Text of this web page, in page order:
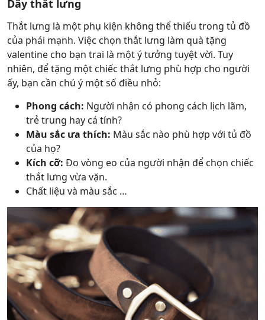
Dây thắt lưng
Thắt lưng là một phụ kiện không thể thiếu trong tủ đồ
của phái mạnh. Việc chọn thắt lưng làm quà tặng
valentine cho bạn trai là một ý tưởng tuyệt vời. Tuy
nhiên, để tặng một chiếc thắt lưng phù hợp cho người
ấy, bạn cần chú ý một số điều nhỏ:
Phong cách: Người nhận có phong cách lịch lãm,
trẻ trung hay cá tính?
Màu sắc ưa thích: Màu sắc nào phù hợp với tủ đồ
của họ?
Kích cỡ: Đo vòng eo của người nhận để chọn chiếc
thắt lưng vừa vặn.
Chất liệu và màu sắc …